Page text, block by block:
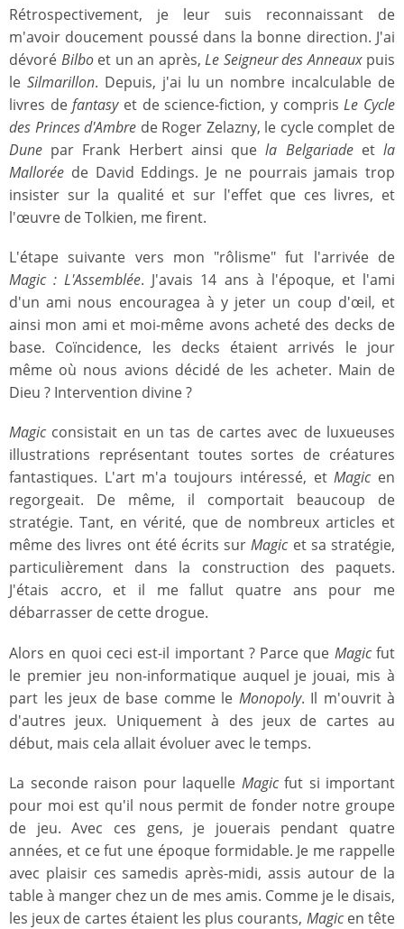
Rétrospectivement, je leur suis reconnaissant de
m'avoir doucement poussé dans la bonne direction. J'ai
dévoré Bilboet un an après, Le Seigneur des Anneauxpuis
le Silmarillon. Depuis, j'ai lu un nombre incalculable de
livres defantasyet de science-fiction, y comprisLe Cycle
des Princes d'Ambre de Roger Zelazny, le cycle complet de
Dune par Frank Herbert ainsi quela Belgariadeetla
Mallorée de David Eddings. Je ne pourrais jamais trop
insister sur la qualité et sur l'effet que ces livres, et
l'œuvre de Tolkien, me firent.
L'étape suivante vers mon "rôlisme" fut l'arrivée de
Magic : L'Assemblée. J'avais 14 ans à l'époque, et l'ami
d'un ami nous encouragea à y jeter un coup d'œil, et
ainsi mon ami et moi-même avons acheté des decks de
base. Coïncidence, les decks étaient arrivés le jour
même où nous avions décidé de les acheter. Main de
Dieu ? Intervention divine ?
Magicconsistait en un tas de cartes avec de luxueuses
illustrations représentant toutes sortes de créatures
fantastiques. L'art m'a toujours intéressé, etMagicen
regorgeait. De même, il comportait beaucoup de
stratégie. Tant, en vérité, que de nombreux articles et
même des livres ont été écrits surMagicet sa stratégie,
particulièrement dans la construction des paquets.
J'étais accro, et il me fallut quatre ans pour me
débarrasser de cette drogue.
Alors en quoi ceci est-il important ? Parce que Magicfut
le premier jeu non-informatique auquel je jouai, mis à
part les jeux de base comme le Monopoly. Il m'ouvrit à
d'autres jeux. Uniquement à des jeux de cartes au
début, mais cela allait évoluer avec le temps.
La seconde raison pour laquelle Magicfut si important
pour moi est qu'il nous permit de fonder notre groupe
de jeu. Avec ces gens, je jouerais pendant quatre
années, et ce fut une époque formidable. Je me rappelle
avec plaisir ces samedis après-midi, assis autour de la
table à manger chez un de mes amis. Comme je le disais,
les jeux de cartes étaient les plus courants, Magicen tête